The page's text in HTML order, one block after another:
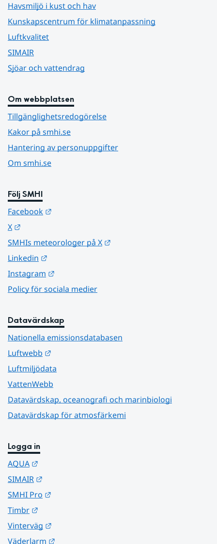
Havsmiljö i kust och hav
Kunskapscentrum för klimatanpassning
Luftkvalitet
SIMAIR
Sjöar och vattendrag
Om webbplatsen
Tillgänglighetsredogörelse
Kakor på smhi.se
Hantering av personuppgifter
Om smhi.se
Följ SMHI
Facebook
X
SMHIs meteorologer på X
Linkedin
Instagram
Policy för sociala medier
Datavärdskap
Nationella emissionsdatabasen
Luftwebb
Luftmiljödata
VattenWebb
Datavärdskap, oceanografi och marinbiologi
Datavärdskap för atmosfärkemi
Logga in
AQUA
SIMAIR
SMHI Pro
Timbr
Vinterväg
Väderlarm